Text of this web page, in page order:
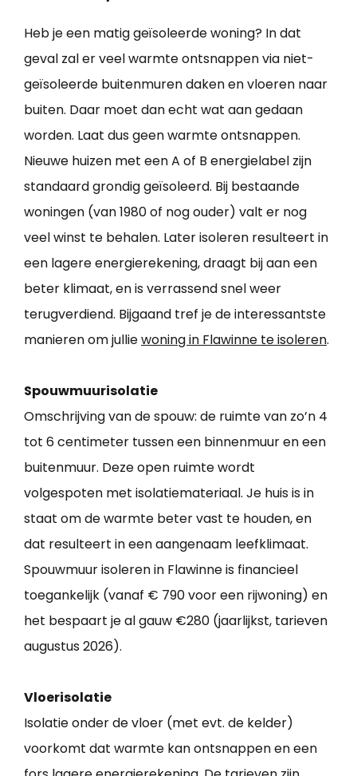
Heb je een matig geïsoleerde woning? In dat
geval zal er veel warmte ontsnappen via niet-
geïsoleerde buitenmuren daken en vloeren naar
buiten. Daar moet dan echt wat aan gedaan
worden. Laat dus geen warmte ontsnappen.
Nieuwe huizen met een A of B energielabel zijn
standaard grondig geïsoleerd. Bij bestaande
woningen (van 1980 of nog ouder) valt er nog
veel winst te behalen. Later isoleren resulteert in
een lagere energierekening, draagt bij aan een
beter klimaat, en is verrassend snel weer
terugverdiend. Bijgaand tref je de interessantste
manieren om julliewoning in Flawinne te isoleren.
Spouwmuurisolatie
Omschrijving van de spouw: de ruimte van zo’n 4
tot 6 centimeter tussen een binnenmuur en een
buitenmuur. Deze open ruimte wordt
volgespoten met isolatiemateriaal. Je huis is in
staat om de warmte beter vast te houden, en
dat resulteert in een aangenaam leefklimaat.
Spouwmuur isoleren in Flawinne is financieel
toegankelijk (vanaf € 790 voor een rijwoning) en
het bespaart je al gauw €280 (jaarlijkst, tarieven
augustus 2026).
Vloerisolatie
Isolatie onder de vloer (met evt. de kelder)
voorkomt dat warmte kan ontsnappen en een